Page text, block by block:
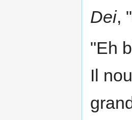
Dei,
"Eh
Il